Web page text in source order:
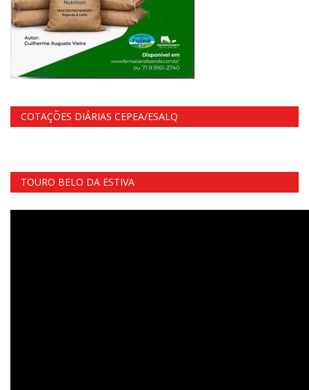
COTAÇÕES DIÁRIAS CEPEA/ESALQ
TOURO BELO DA ESTIVA